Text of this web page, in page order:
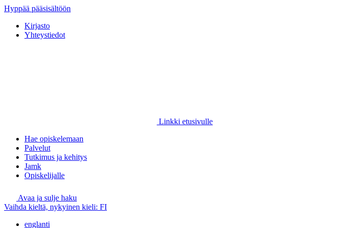
Hyppää pääsisältöön
Kirjasto
Yhteystiedot
Linkki etusivulle
Hae opiskelemaan
Palvelut
Tutkimus ja kehitys
Jamk
Opiskelijalle
Avaa ja sulje haku
Vaihda kieltä, nykyinen kieli: FI
englanti